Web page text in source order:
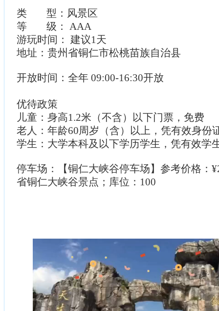
类 型：风景区
等 级： AAA
游玩时间： 建议1天
地址：贵州省铜仁市松桃苗族自治县
开放时间：全年 09:00-16:30开放
优待政策
儿童：身高1.2米（不含）以下门票，免费
老人：年龄60周岁（含）以上，凭有效身份
学生：大学本科及以下学历学生，凭有效学
停车场：【铜仁大峡谷停车场】参考价格：
省铜仁大峡谷景点；库位：100